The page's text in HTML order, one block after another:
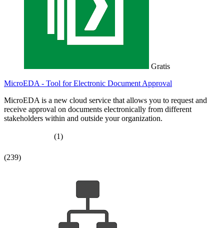
Gratis
MicroEDA - Tool for Electronic Document Approval
MicroEDA is a new cloud service that allows you to request and
receive approval on documents electronically from different
stakeholders within and outside your organization.
(1)
(239)